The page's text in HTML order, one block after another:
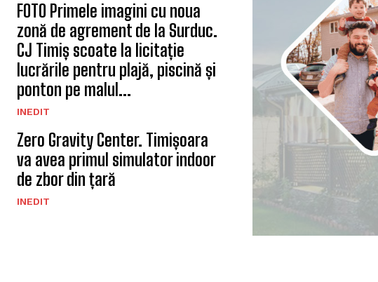
FOTO Primele imagini cu noua
zonă de agrement de la Surduc.
CJ Timiș scoate la licitație
lucrările pentru plajă, piscină și
ponton pe malul...
INEDIT
Zero Gravity Center. Timișoara
va avea primul simulator indoor
de zbor din țară
INEDIT